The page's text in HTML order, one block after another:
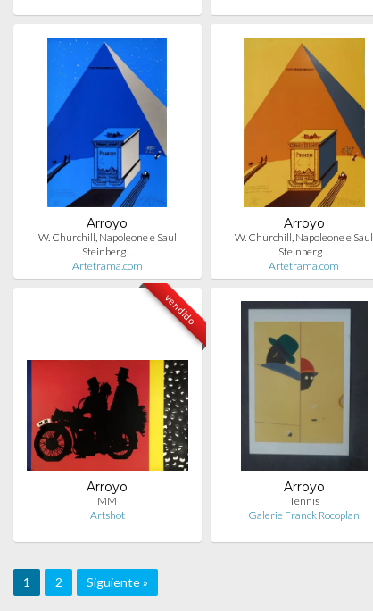
Arroyo
W. Churchill, Napoleone e Saul
Steinberg…
Artetrama.com
Arroyo
W. Churchill, Napoleone e Saul
Steinberg…
Artetrama.com
vendido
Arroyo
MM
Artshot
Arroyo
Tennis
Galerie Franck Rocoplan
1 2 Siguiente »